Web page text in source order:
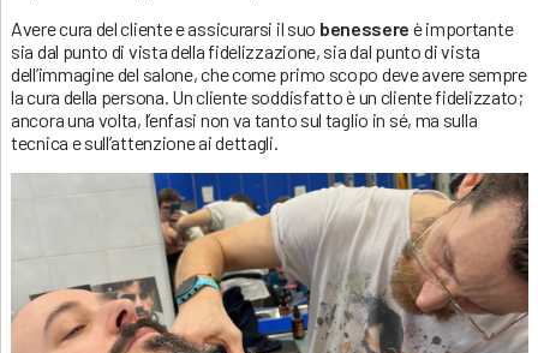
Avere cura del cliente e assicurarsi il suo benessere è importante
sia dal punto di vista della fidelizzazione, sia dal punto di vista
dell’immagine del salone, che come primo scopo deve avere sempre
la cura della persona. Un cliente soddisfatto è un cliente fidelizzato;
ancora una volta, l’enfasi non va tanto sul taglio in sé, ma sulla
tecnica e sull’attenzione ai dettagli.